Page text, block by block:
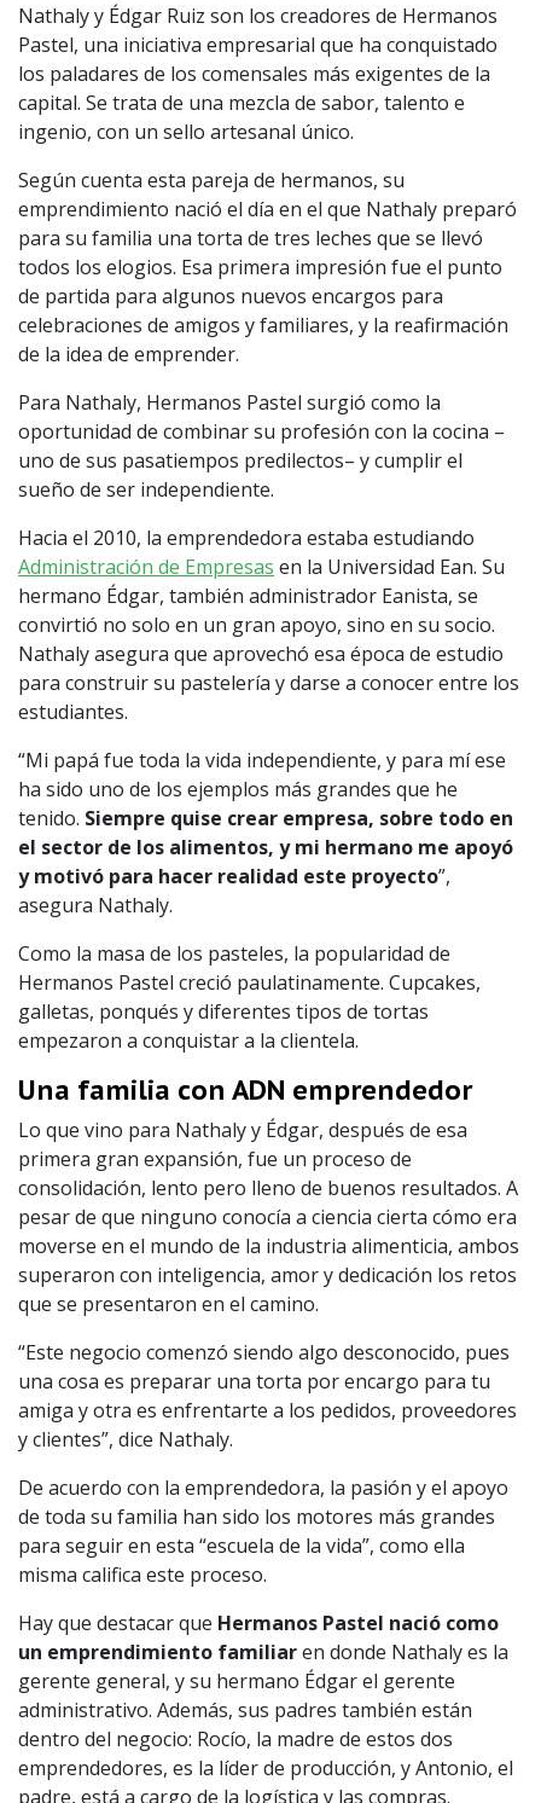
Nathaly y Édgar Ruiz son los creadores de Hermanos
Pastel, una iniciativa empresarial que ha conquistado
los paladares de los comensales más exigentes de la
capital. Se trata de una mezcla de sabor, talento e
ingenio, con un sello artesanal único.
Según cuenta esta pareja de hermanos, su
emprendimiento nació el día en el que Nathaly preparó
para su familia una torta de tres leches que se llevó
todos los elogios. Esa primera impresión fue el punto
de partida para algunos nuevos encargos para
celebraciones de amigos y familiares, y la reafirmación
de la idea de emprender.
Para Nathaly, Hermanos Pastel surgió como la
oportunidad de combinar su profesión con la cocina –
uno de sus pasatiempos predilectos– y cumplir el
sueño de ser independiente.
Hacia el 2010, la emprendedora estaba estudiando
Administración de Empresas en la Universidad Ean. Su
hermano Édgar, también administrador Eanista, se
convirtió no solo en un gran apoyo, sino en su socio.
Nathaly asegura que aprovechó esa época de estudio
para construir su pastelería y darse a conocer entre los
estudiantes.
“Mi papá fue toda la vida independiente, y para mí ese
ha sido uno de los ejemplos más grandes que he
tenido. Siempre quise crear empresa, sobre todo en
el sector de los alimentos, y mi hermano me apoyó
y motivó para hacer realidad este proyecto”,
asegura Nathaly.
Como la masa de los pasteles, la popularidad de
Hermanos Pastel creció paulatinamente. Cupcakes,
galletas, ponqués y diferentes tipos de tortas
empezaron a conquistar a la clientela.
Una familia con ADN emprendedor
Lo que vino para Nathaly y Édgar, después de esa
primera gran expansión, fue un proceso de
consolidación, lento pero lleno de buenos resultados. A
pesar de que ninguno conocía a ciencia cierta cómo era
moverse en el mundo de la industria alimenticia, ambos
superaron con inteligencia, amor y dedicación los retos
que se presentaron en el camino.
“Este negocio comenzó siendo algo desconocido, pues
una cosa es preparar una torta por encargo para tu
amiga y otra es enfrentarte a los pedidos, proveedores
y clientes”, dice Nathaly.
De acuerdo con la emprendedora, la pasión y el apoyo
de toda su familia han sido los motores más grandes
para seguir en esta “escuela de la vida”, como ella
misma califica este proceso.
Hay que destacar que Hermanos Pastel nació como
un emprendimiento familiaren donde Nathaly es la
gerente general, y su hermano Édgar el gerente
administrativo. Además, sus padres también están
dentro del negocio: Rocío, la madre de estos dos
emprendedores, es la líder de producción, y Antonio, el
padre, está a cargo de la logística y las compras.